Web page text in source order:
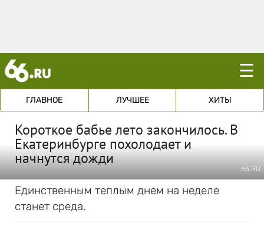
☰
ГЛАВНОЕ ЛУЧШЕЕ ХИТЫ
Короткое бабье лето закончилось. В
Екатеринбурге похолодает и
начнутся дожди
66.RU
Единственным теплым днем на неделе
станет среда.